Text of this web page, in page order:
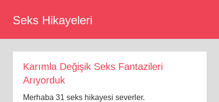
Seks Hikayeleri
Karımla Değişik Seks Fantazileri
Arıyorduk
Merhaba 31 seks hikayesi severler.